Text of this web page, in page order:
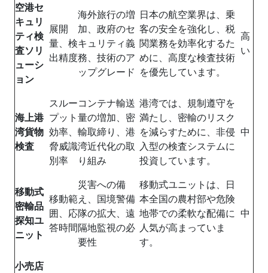
空港セ
キュリ
ティ検
査ソリ
ューシ
ョン
展開
量、検
出精度
海外旅行の増
加、政府のセ
キュリティ義
務、技術のア
ップグレード
日本の航空業界は、乗
客の安全を強化し、税
関業務を効率化するた
めに、高度な検査技術
を優先しています。
高
い
海上港
湾貨物
検査
スルー
プット
効率、
脅威識
別率
コンテナ輸送
量の増加、密
輸取締り、港
湾近代化の取
り組み
港湾では、規制遵守を
満たし、密輸のリスク
を減らすために、非侵
入型の検査システムに
投資しています。
中
移動式
密輸品
探知ユ
ニット
移動範
囲、応
答時間
災害への備
え、国境警備
隊の拡大、遠
隔地監視の必
要性
移動式ユニットは、日
本全国の農村部や危険
地帯での柔軟な配備に
人気が高まっていま
す。
中
小売店